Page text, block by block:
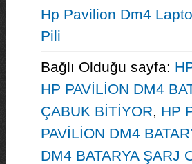
Hp Pavilion Dm4
Pili
Bağlı Olduğu sayfa:
HP PAVİLİON DM4
ÇABUK BİTİYOR, HP
PAVİLİON DM4
DM4 BATARYA ŞARJ